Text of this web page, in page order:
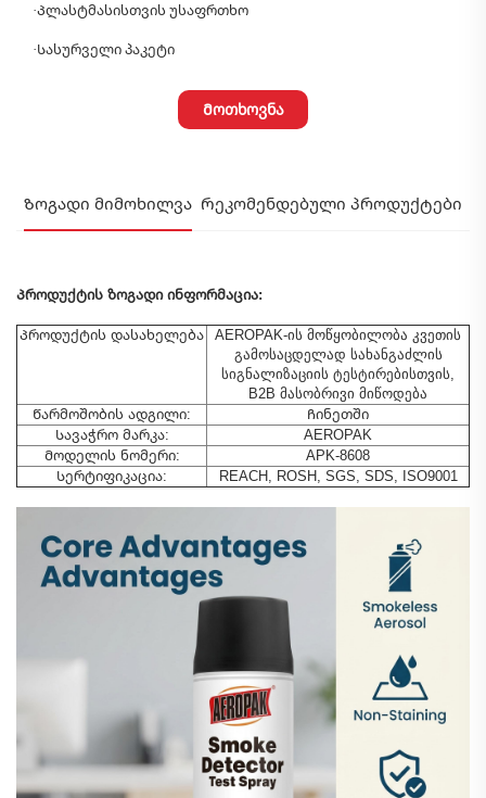
·Პლასტმასისთვის უსაფრთხო
·Სასურველი პაკეტი
Მოთხოვნა
Ზოგადი მიმოხილვა Რეკომენდებული პროდუქტები
Პროდუქტის ზოგადი ინფორმაცია:
Პროდუქტის დასახელება
AEROPAK-ის მოწყობილობა კვეთის
გამოსაცდელად სახანგაძლის
სიგნალიზაციის ტესტირებისთვის,
B2B მასობრივი მიწოდება
Წარმოშობის ადგილი:
Ჩინეთში
Სავაჭრო მარკა:
AEROPAK
Მოდელის ნომერი:
APK-8608
Სერტიფიკაცია:
REACH, ROSH, SGS, SDS, ISO9001